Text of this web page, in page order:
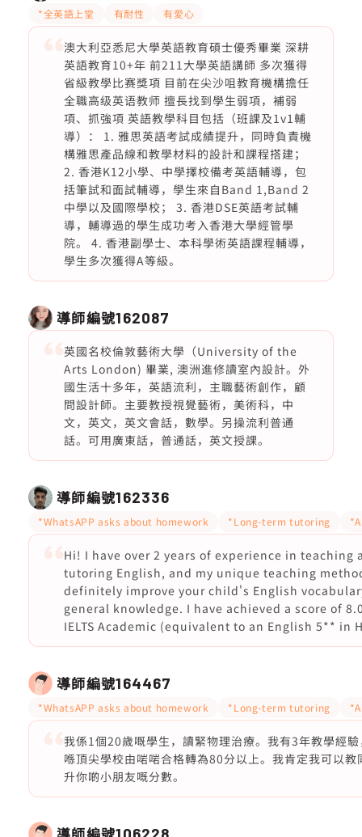
*全英語上堂 有耐性 有愛心
澳大利亞悉尼大學英語教育碩士優秀畢業 深耕
英語教育10+年 前211大學英語講師 多次獲得
省級教學比赛獎項 目前在尖沙咀教育機構擔任
全職高级英语教师 擅長找到學生弱項，補弱
項、抓強項 英語教學科目包括（班課及1v1輔
導）： 1. 雅思英語考試成績提升，同時負責機
構雅思產品線和教學材料的設計和課程搭建；
2. 香港K12小學、中學擇校備考英語輔導，包
括筆試和面試輔導，學生來自Band 1,Band 2
中學以及國際學校； 3. 香港DSE英語考試輔
導，輔導過的學生成功考入香港大學經管學
院。 4. 香港副學士、本科學術英語課程輔導，
學生多次獲得A等級。
導師編號162087
英國名校倫敦藝術大學（University of the
Arts London) 畢業, 澳洲進修讀室內設計。外
國生活十多年，英語流利，主職藝術創作，顧
問設計師。主要教授視覺藝術，美術科，中
文，英文，英文會話，數學。另操流利普通
話。可用廣東話，普通話，英文授課。
導師編號162336
*WhatsAPP asks about homework *Long-term tutoring
Hi! I have over 2 years of experience in teaching
tutoring English, and my unique teaching
definitely improve your child's English
general knowledge. I have achieved a score of
IELTS Academic (equivalent to an English 5** in
導師編號164467
*WhatsAPP asks about homework *Long-term tutoring
我係1個20歲嘅學生，讀緊物理治療。我有3年教學經
喺頂尖學校由啱啱合格轉為80分以上。我肯定我可以教
升你啲小朋友嘅分數。